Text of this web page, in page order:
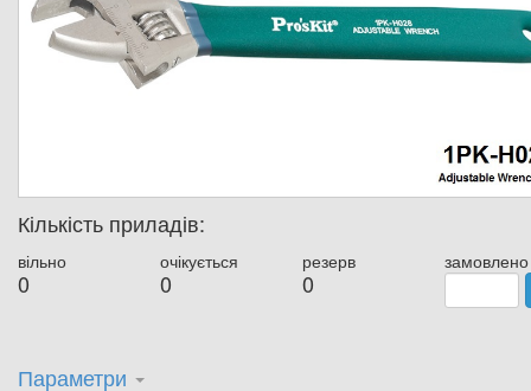
Кількість приладів:
вільно
0
очікується
0
резерв
0
замовлено
Параметри